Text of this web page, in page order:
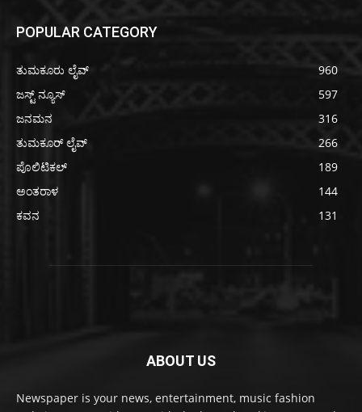
POPULAR CATEGORY
ತುಮಕೂರು ಲೈವ್
960
ಜಸ್ಟ್ ನ್ಯೂಸ್
597
ಜನಮನ
316
ತುಮಕೂರ್ ಲೈವ್
266
ಪೊಲಿಟಿಕಲ್
189
ಅಂತರಾಳ
144
ಕವನ
131
ABOUT US
Newspaper is your news, entertainment, music fashion